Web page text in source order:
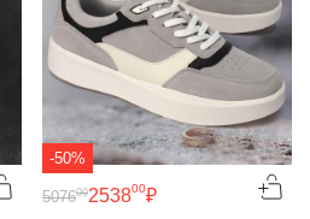
-50%
253800₽
507600